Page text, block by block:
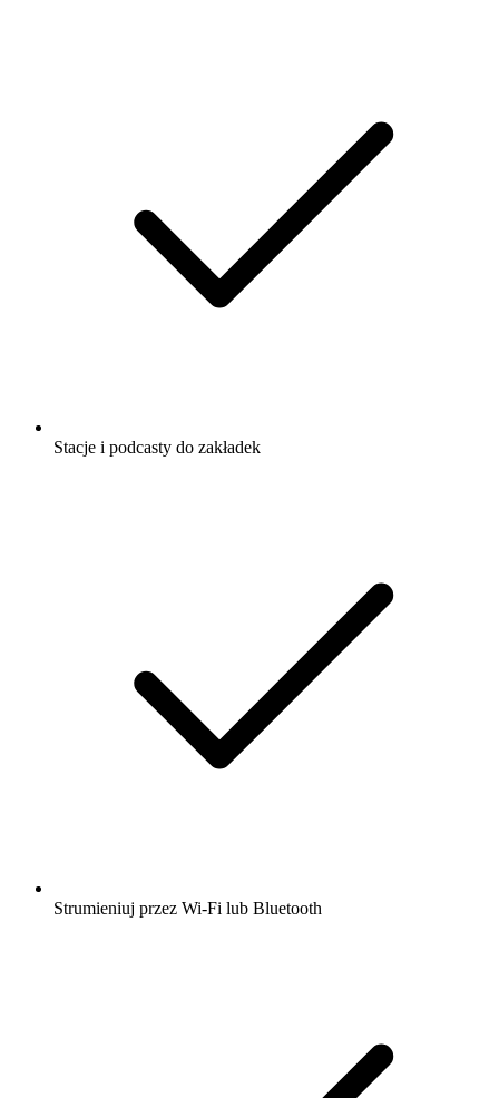
Stacje i podcasty do zakładek
Strumieniuj przez Wi-Fi lub Bluetooth